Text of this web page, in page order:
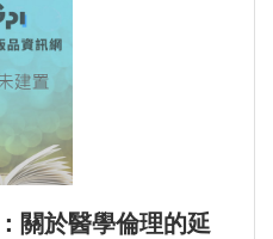
關於醫學倫理的延